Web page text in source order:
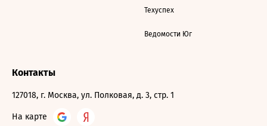
Техуспех
Ведомости Юг
Контакты
127018, г. Москва, ул. Полковая, д. 3, стр. 1
На карте